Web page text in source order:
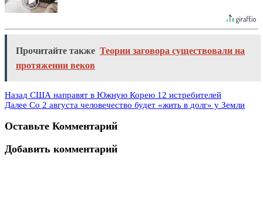
Прочитайте также Теории заговора существовали на
протяжении веков
Назад CША направят в Южную Корею 12 истребителей
Далее Со 2 августа человечество будет «жить в долг» у Земли
Оставьте Комментарий
Добавить комментарий